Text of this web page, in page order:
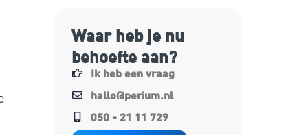
Waar heb je nu
behoefte aan?
Ik heb een vraag
hallo@perium.nl
050 - 21 11 729